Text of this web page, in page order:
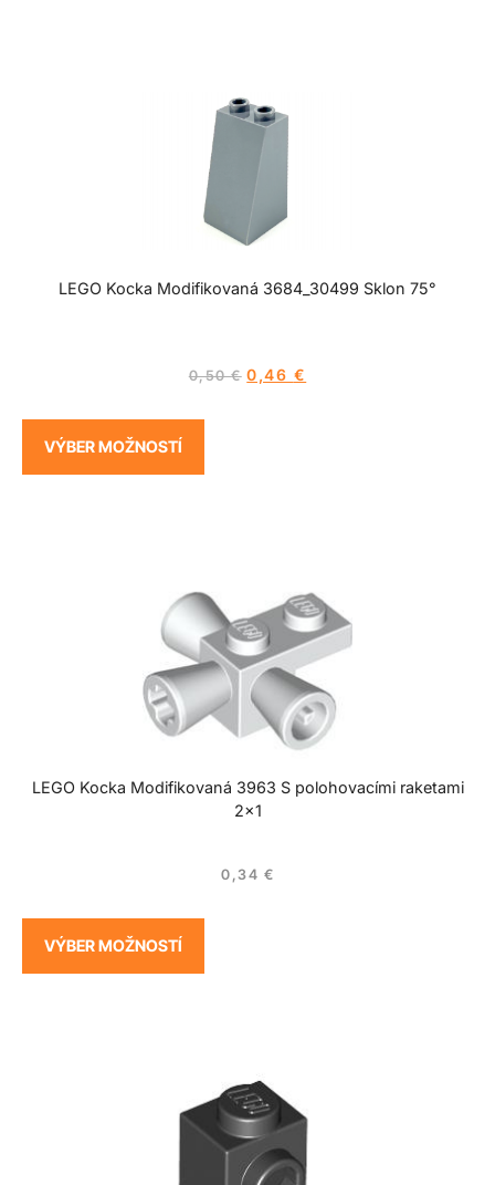
LEGO Kocka Modifikovaná 3684_30499 Sklon 75°
0,50€ 0,46 €
VÝBER MOŽNOSTÍ
LEGO Kocka Modifikovaná 3963 S polohovacími raketami
2×1
0,34 €
VÝBER MOŽNOSTÍ